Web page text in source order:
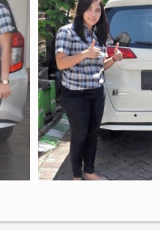
atau Automatic 4-
Oktan 92
Fuel Injection
33 Liter